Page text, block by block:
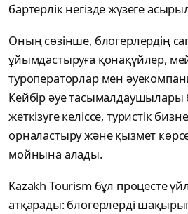
бартерлік негізде жүзеге
Оның сөзінше, блогерлердің
ұйымдастыруға қонақүйлер,
туроператорлар мен
Кейбір әуе тасымалдаушылары
жеткізуге келіссе, туристік
орналастыру және қызмет
мойнына алады.
Kazakh Tourism бұл процесте
атқарады: блогерлерді